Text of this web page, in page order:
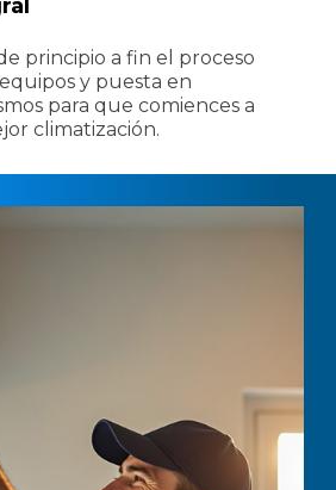
principio a fin el proceso
y puesta en
para que comiences a
climatización.